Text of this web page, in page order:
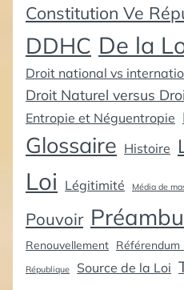
Constitution Ve
DDHC De la
Droit national vs
Droit Naturel versus
Entropie et Néguentropie
Glossaire Histoire
Loi Légitimité Média de
Pouvoir
Renouvellement Référendum
République Source de la Loi